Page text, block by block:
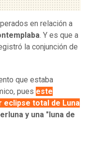
en relación a
. Y es que a
la conjunción de
que estaba
pues este
total de Luna
y una "luna de